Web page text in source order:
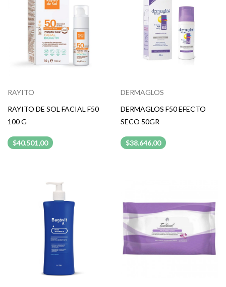
RAYITO
RAYITO DE SOL FACIAL F50
100 G
$40.501,00
DERMAGLOS
DERMAGLOS F50 EFECTO
SECO 50GR
$38.646,00